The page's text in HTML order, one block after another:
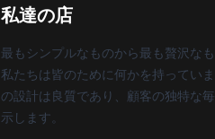
私達の店
最もシンプルなものから最も贅沢なも
私たちは皆のために何かを持ってい
の設計は良質であり、顧客の独特な
示します。